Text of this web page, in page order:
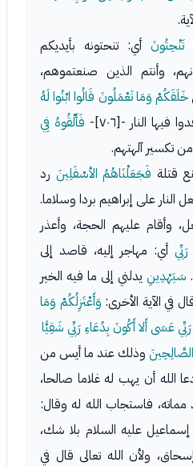
تَنْحِتُونَأي: تنحتونه بأيديكم
وأنتم الذين صنعتموهم،
خَلَقَكُمْ وَمَا تَعْمَلُونَ قَالُوا ابْنُوا لَهُ
فيها النار -[٧٠٦]-
فَأَلْقُوهُ فِي
تكسير آلهتهم.
قتلة فَجَعَلْنَاهُمُ الأسْفَلِينَ رد
على إبراهيم بردا وسلاما.
وأقام عليهم الحجة، وأعذر
أي: مهاجر إليه، قاصد إلى
سَيَهْدِينِ يدلني إلى ما فيه الخير
في الآية الأخرى: وَأَعْتَزِلُكُمْ وَمَا
عَسَى أَلا أَكُونَ بِدُعَاءِ رَبِّي شَقِيًّا
وذلك عند ما أيس من
الله أن يهب له غلاما صالحا،
مماته، فاستجاب الله له وقال:
عليه السلام بلا شك،
ولأن الله تعالى قال في